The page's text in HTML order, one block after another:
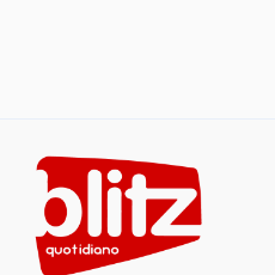
content